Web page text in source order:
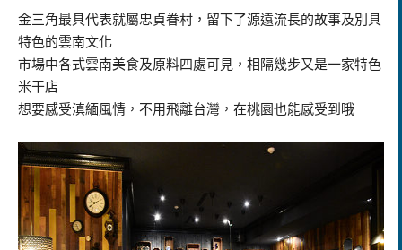
金三角最具代表就屬忠貞眷村，留下了源遠流長的故事及別具
特色的雲南文化
市場中各式雲南美食及原料四處可見，相隔幾步又是一家特色
米干店
想要感受滇緬風情，不用飛離台灣，在桃園也能感受到哦